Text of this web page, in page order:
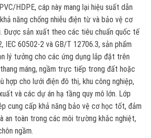
HDPE, cáp này mang lại hiệu suất dẫn
năng chống nhiễu điện từ và bảo vệ cơ
Được sản xuất theo các tiêu chuẩn quốc tế
IEC 60502-2 và GB/T 12706.3, sản phẩm
lý tưởng cho các ứng dụng lắp đặt trên
máng, ngầm trực tiếp trong đất hoặc
hợp cho lưới điện đô thị, khu công nghiệp,
và các dự án hạ tầng quy mô lớn. Lớp
cung cấp khả năng bảo vệ cơ học tốt, đảm
an toàn trong các môi trường khắc nghiệt,
ngầm.